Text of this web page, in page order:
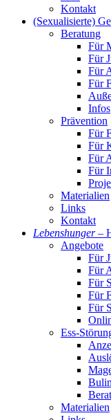
Kontakt
(Sexualisierte)
Beratung
Für
Für
Für
Für
Infos
Prävention
Für
Für
Für
Für
Materialien
Links
Kontakt
Lebenshunger–
Angebote
Für
Für
Für
Für
Für
Ess-
Materialien